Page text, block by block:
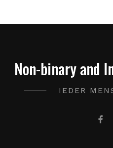
Non-binary and
IEDER